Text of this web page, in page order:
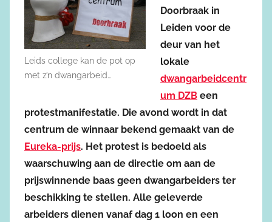
Leids college kan de pot op
met z’n dwangarbeid…
Doorbraak in
Leiden voor de
deur van het
lokale
dwangarbeidcentr
um DZB een
protestmanifestatie. Die avond wordt in dat
centrum de winnaar bekend gemaakt van de
Eureka-prijs. Het protest is bedoeld als
waarschuwing aan de directie om aan de
prijswinnende baas geen dwangarbeiders ter
beschikking te stellen. Alle geleverde
arbeiders dienen vanaf dag 1 loon en een